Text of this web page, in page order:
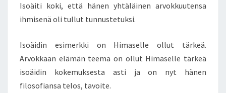
Isoäiti koki, että hänen yhtäläinen arvokkuutensa
ihmisenä oli tullut tunnustetuksi.
Isoäidin esimerkki on Himaselle ollut tärkeä.
Arvokkaan elämän teema on ollut Himaselle tärkeä
isoäidin kokemuksesta asti ja on nyt hänen
filosofiansa telos, tavoite.